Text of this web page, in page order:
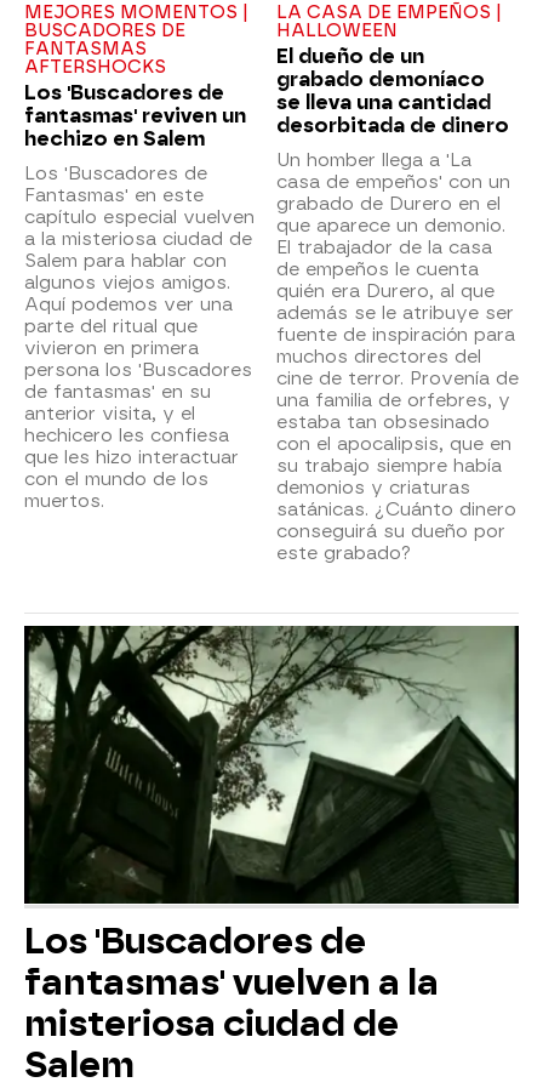
MEJORES MOMENTOS |
BUSCADORES DE
FANTASMAS
AFTERSHOCKS
Los 'Buscadores de
fantasmas' reviven un
hechizo en Salem
Los 'Buscadores de
Fantasmas' en este
capítulo especial vuelven
a la misteriosa ciudad de
Salem para hablar con
algunos viejos amigos.
Aquí podemos ver una
parte del ritual que
vivieron en primera
persona los 'Buscadores
de fantasmas' en su
anterior visita, y el
hechicero les confiesa
que les hizo interactuar
con el mundo de los
muertos.
LA CASA DE EMPEÑOS |
HALLOWEEN
El dueño de un
grabado demoníaco
se lleva una cantidad
desorbitada de dinero
Un homber llega a 'La
casa de empeños' con un
grabado de Durero en el
que aparece un demonio.
El trabajador de la casa
de empeños le cuenta
quién era Durero, al que
además se le atribuye ser
fuente de inspiración para
muchos directores del
cine de terror. Provenía de
una familia de orfebres, y
estaba tan obsesinado
con el apocalipsis, que en
su trabajo siempre había
demonios y criaturas
satánicas. ¿Cuánto dinero
conseguirá su dueño por
este grabado?
Los 'Buscadores de
fantasmas' vuelven a la
misteriosa ciudad de
Salem